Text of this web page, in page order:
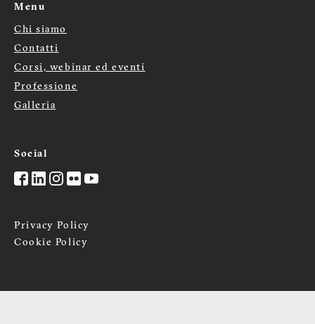
Menu
Menù
footer
Chi siamo
Contatti
Corsi, webinar ed eventi
Professione
Galleria
Social
Privacy Policy
Cookie Policy